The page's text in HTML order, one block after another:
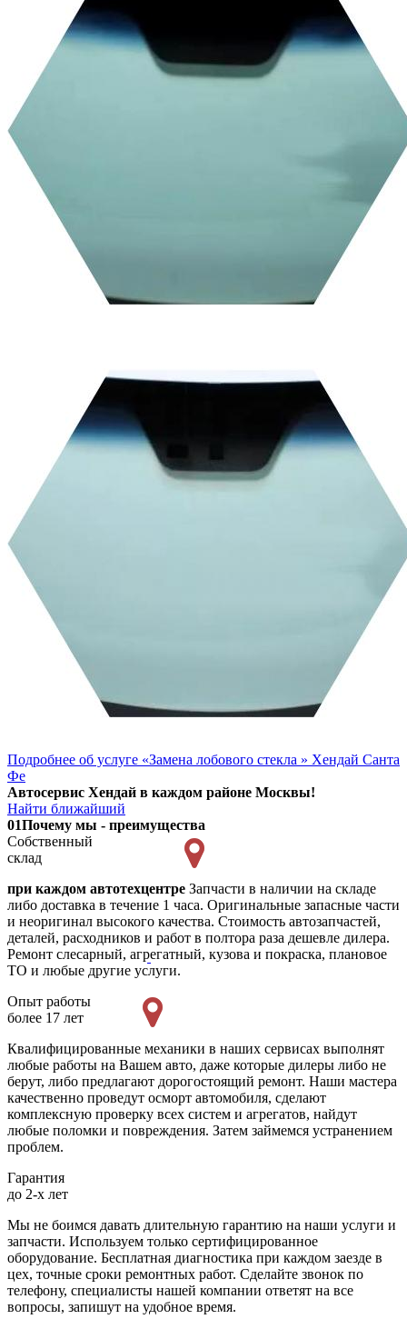
Подробнее об услуге «Замена лобового стекла » Хендай Санта
Фе
Автосервис Хендай в каждом районе Москвы!
Найти ближайший
01Почему мы - преимущества
Собственный
склад
при каждом автотехцентре Запчасти в наличии на складе
либо доставка в течение 1 часа. Оригинальные запасные части
и неоригинал высокого качества. Стоимость автозапчастей,
деталей, расходников и работ в полтора раза дешевле дилера.
Ремонт слесарный, агрегатный, кузова и покраска, плановое
ТО и любые другие услуги.
Опыт работы
более 17 лет
Квалифицированные механики в наших сервисах выполнят
любые работы на Вашем авто, даже которые дилеры либо не
берут, либо предлагают дорогостоящий ремонт. Наши мастера
качественно проведут осморт автомобиля, сделают
комплексную проверку всех систем и агрегатов, найдут
любые поломки и повреждения. Затем займемся устранением
проблем.
Гарантия
до 2-х лет
Мы не боимся давать длительную гарантию на наши услуги и
запчасти. Используем только сертифицированное
оборудование. Бесплатная диагностика при каждом заезде в
цех, точные сроки ремонтных работ. Сделайте звонок по
телефону, специалисты нашей компании ответят на все
вопросы, запишут на удобное время.